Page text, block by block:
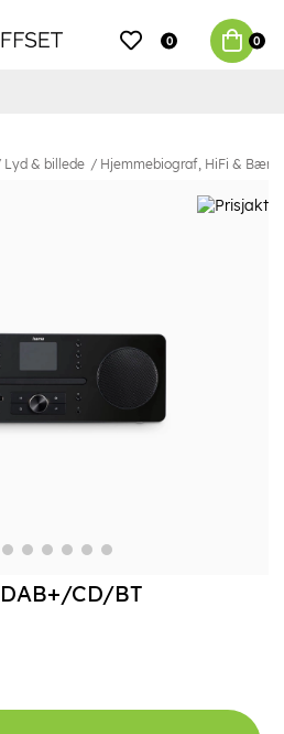
0 0
Lyd & billede Hjemmebiograf, HiFi &
CD/BT